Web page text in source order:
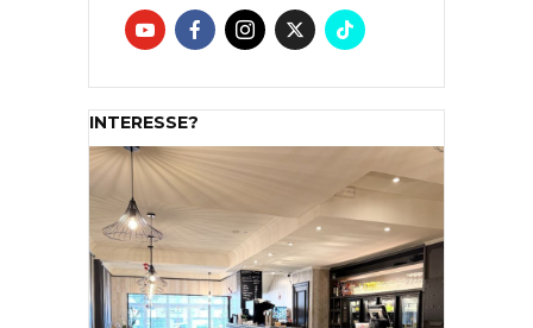
INTERESSE?